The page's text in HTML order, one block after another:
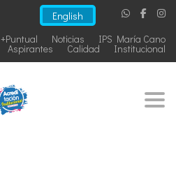
English
IPS María Cano
Noticias
+Puntual
Institucional
Calidad
Aspirantes